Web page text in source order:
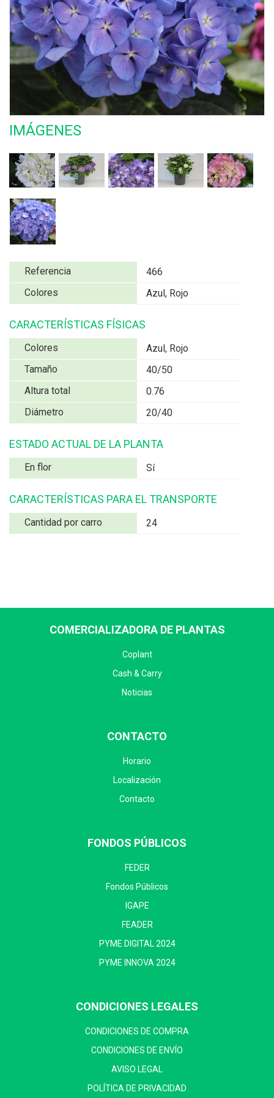
IMÁGENES
Referencia
466
Colores
Azul, Rojo
CARACTERÍSTICAS FÍSICAS
Colores
Azul, Rojo
Tamaño
40/50
Altura total
0.76
Diámetro
20/40
ESTADO ACTUAL DE LA PLANTA
En flor Sí
CARACTERÍSTICAS PARA EL TRANSPORTE
Cantidad por carro 24
COMERCIALIZADORA DE PLANTAS
Coplant
Cash & Carry
Noticias
CONTACTO
Horario
Localización
Contacto
FONDOS PÚBLICOS
FEDER
Fondos Públicos
IGAPE
FEADER
PYME DIGITAL 2024
PYME INNOVA 2024
CONDICIONES LEGALES
CONDICIONES DE COMPRA
CONDICIONES DE ENVÍO
AVISO LEGAL
POLÍTICA DE PRIVACIDAD